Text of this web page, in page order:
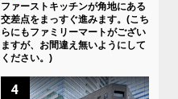
ファーストキッチンが角地にある
交差点をまっすぐ進みます。(こち
らにもファミリーマートがござい
ますが、お間違え無いようにして
ください。)
4